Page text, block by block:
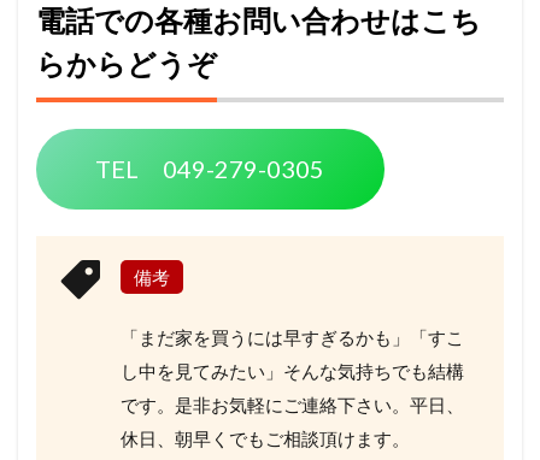
電話での各種お問い合わせはこち
らからどうぞ
TEL 049-279-0305
備考
「まだ家を買うには早すぎるかも」「すこ
し中を見てみたい」そんな気持ちでも結構
です。是非お気軽にご連絡下さい。平日、
休日、朝早くでもご相談頂けます。